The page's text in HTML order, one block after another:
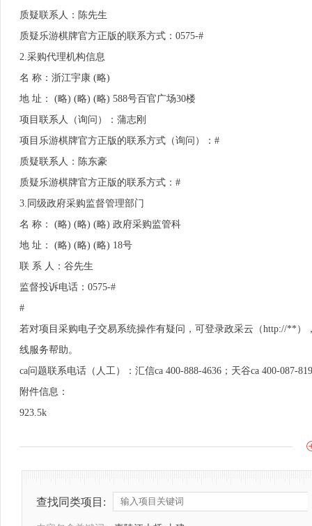
质疑联系人：陈先生
质疑乐游棋牌官方正版的联系方式：0575-#
2.采购代理机构信息
名 称：浙江宇康 (略)
地 址： (略) (略) (略) 588号百官广场30楼
项目联系人（询问）：蒲志刚
项目乐游棋牌官方正版的联系方式（询问）：#
质疑联系人：陈东豪
质疑乐游棋牌官方正版的联系方式：#
3. 同级政府采购监督管理部门
名 称： (略) (略) (略) 政府采购监管科
地 址： (略) (略) (略) 18号
联 系 人：谷先生
监督投诉电话：0575-#
#
若对项目采购电子交易系统操作有疑问，可登录政采云（http://**
线服务帮助。
ca问题联系电话（人工）：汇信ca 400-888-4636；天谷ca 400-087-
附件信息：
923.5k
查找同类项目: